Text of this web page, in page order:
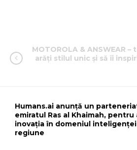
MOTOROLA & ANSWEAR
arăți stilul unic și să îi
Humans.ai anunță un
emiratul Ras al Khaimah, pentru
inovația în domeniul
regiune